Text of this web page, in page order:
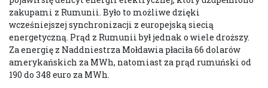
zakupami z Rumunii. Było to możliwe dzięki
wcześniejszej synchronizacji z europejską siecią
energetyczną. Prąd z Rumunii był jednak o wiele droższy.
Za energię z Naddniestrza Mołdawia płaciła 66 dolarów
amerykańskich za MWh, natomiast za prąd rumuński od
190 do 348 euro za MWh.